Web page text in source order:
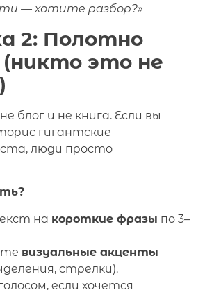
— хотите разбор?»
2: Полотно
это не
блог и не книга. Если вы
гигантские
люди просто
на короткие фразы по 3–
визуальные акценты
стрелки).
если хочется